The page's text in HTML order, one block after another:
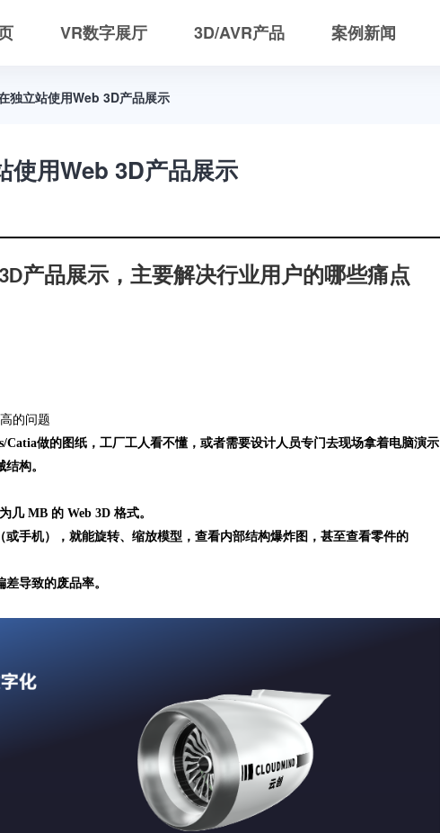
VR数字展厅
数字展厅策划
实景复刻
3D/AVR产品 案例新闻
独立站使用Web 3D产品展示
使用Web 3D产品展示
产品展示，主要解决行业用户的哪些痛点
的问题
Catia做的图纸，工厂工人看不懂，或者需要设计人员专门去现场拿着电脑演示
构。
几 MB 的 Web 3D 格式。
手机），就能旋转、缩放模型，查看内部结构爆炸图，甚至查看零件的
导致的废品率。